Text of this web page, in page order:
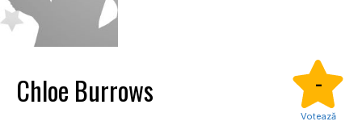
Chloe Burrows -
Votează